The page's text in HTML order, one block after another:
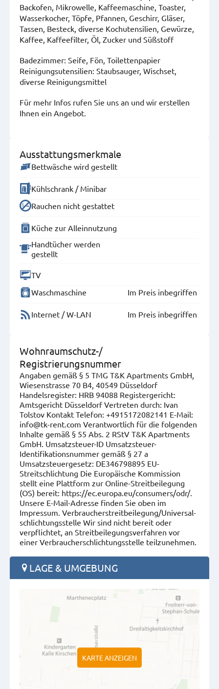
Backofen, Mikrowelle, Kaffeemaschine, Toaster,
Wasserkocher, Töpfe, Pfannen, Geschirr, Gläser,
Tassen, Besteck, diverse Kochutensilien, Gewürze,
Kaffee, Kaffeefilter, Öl, Zucker und Süßstoff
Badezimmer: Seife, Fön, Toilettenpapier
Reinigungsutensilien: Staubsauger, Wischset,
diverse Reinigungsmittel
Für mehr Infos rufen Sie uns an und wir erstellen
Ihnen ein Angebot.
Ausstattungsmerkmale
Bettwäsche wird gestellt
Kühlschrank / Minibar
Rauchen nicht gestattet
Küche zur Alleinnutzung
Handtücher werden
gestellt
TV
Waschmaschine
Im Preis inbegriffen
Internet / W-LAN Im Preis inbegriffen
Wohnraumschutz-/
Registrierungsnummer
Angaben gemäß § 5 TMG T&K Apartments GmbH,
Wiesenstrasse 70 B4, 40549 Düsseldorf
Handelsregister: HRB 94088 Registergericht:
Amtsgericht Düsseldorf Vertreten durch: Ivan
Tolstov Kontakt Telefon: +4915172082141 E-Mail:
info@tk-rent.com Verantwortlich für die folgenden
Inhalte gemäß § 55 Abs. 2 RStV T&K Apartments
GmbH. Umsatzsteuer-ID Umsatzsteuer-
Identifikationsnummer gemäß § 27 a
Umsatzsteuergesetz: DE346798895 EU-
Streitschlichtung Die Europäische Kommission
stellt eine Plattform zur Online-Streitbeilegung
(OS) bereit: https://ec.europa.eu/consumers/odr/.
Unsere E-Mail-Adresse finden Sie oben im
Impressum. Verbraucher­streit­beilegung/Universal­
schlichtungs­stelle Wir sind nicht bereit oder
verpflichtet, an Streitbeilegungsverfahren vor
einer Verbraucherschlichtungsstelle teilzunehmen.
LAGE & UMGEBUNG
KARTE ANZEIGEN